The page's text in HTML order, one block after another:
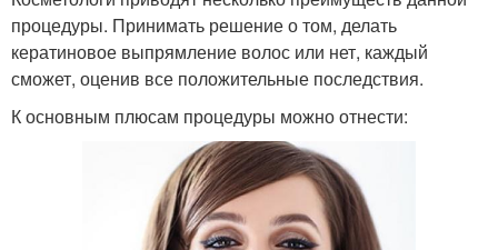
процедуры. Принимать решение о том, делать
кератиновое выпрямление волос или нет, каждый
сможет, оценив все положительные последствия.
К основным плюсам процедуры можно отнести: